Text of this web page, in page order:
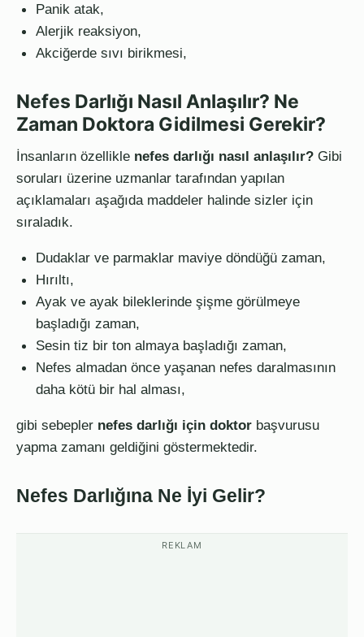
Panik atak,
Alerjik reaksiyon,
Akciğerde sıvı birikmesi,
Nefes Darlığı Nasıl Anlaşılır? Ne
Zaman Doktora Gidilmesi Gerekir?
İnsanların özellikle nefes darlığı nasıl anlaşılır? Gibi
soruları üzerine uzmanlar tarafından yapılan
açıklamaları aşağıda maddeler halinde sizler için
sıraladık.
Dudaklar ve parmaklar maviye döndüğü zaman,
Hırıltı,
Ayak ve ayak bileklerinde şişme görülmeye
başladığı zaman,
Sesin tiz bir ton almaya başladığı zaman,
Nefes almadan önce yaşanan nefes daralmasının
daha kötü bir hal alması,
gibi sebepler nefes darlığı için doktor başvurusu
yapma zamanı geldiğini göstermektedir.
Nefes Darlığına Ne İyi Gelir?
REKLAM